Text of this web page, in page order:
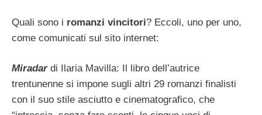
Quali sono i romanzi vincitori? Eccoli, uno per uno,
come comunicati sul sito internet:
Miradardi Ilaria Mavilla: Il libro dell’autrice
trentunenne si impone sugli altri 29 romanzi finalisti
con il suo stile asciutto e cinematografico, che